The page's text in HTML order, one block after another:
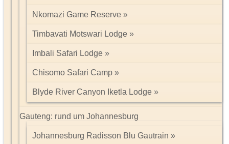
Nkomazi Game Reserve
Timbavati Motswari Lodge
Imbali Safari Lodge
Chisomo Safari Camp
Blyde River Canyon Iketla Lodge
Gauteng: rund um Johannesburg
Johannesburg Radisson Blu Gautrain